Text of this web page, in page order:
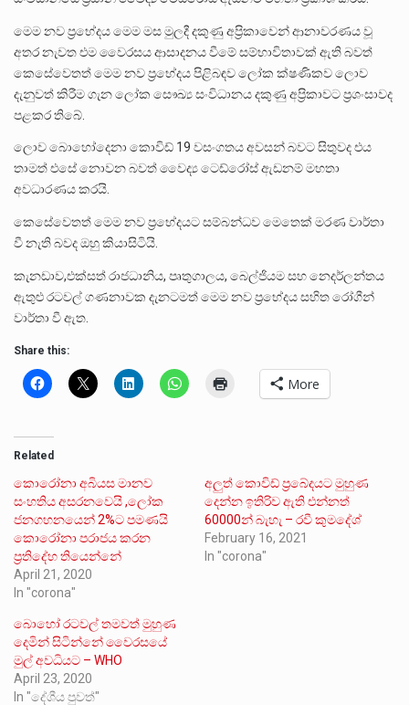
මෙම නව ප්‍රභේදය මෙම මස මුලදී දකුණු අප්‍රිකාවෙන් ආනාවරණය වූ
අතර නැවත එම වෛරසය ආසාදනය වීමේ සම්භාවිතාවක් ඇති බවත්
කෙසේවෙතත් මෙම නව ප්‍රභේදය පිළිබඳව ලෝක ක්ෂණිකව ලොව
දැනුවත් කිරීම ගැන ලෝක සෞඛ්‍ය සංවිධානය දකුණු අප්‍රිකාවට ප්‍රශංසාවද
පළකර තිබේ.
ලොව බොහෝදෙනා කොවිඩ් 19 වසංගතය අවසන් බවට සිතුවද එය
තාමත් එසේ නොවන බවත් වෛද්‍ය ටෙඩ්රෝස් ඇඩනම් මහතා
අවධාරණය කරයි.
කෙසේවෙතත් මෙම නව ප්‍රභේදයට සම්බන්ධව මෙතෙක් මරණ වාර්තා
වී නැති බවද ඔහු කියාසිටියි.
කැනඩාව,එක්සත් රාජධානිය, පෘතුගාලය, බෙල්ජියම සහ නෙදර්ලන්තය
ඇතුළු රටවල් ගණනාවක දැනටමත් මෙම නව ප්‍රභේදය සහිත රෝගීන්
වාර්තා වී ඇත.
Share this:
More
Related
කොරෝනා අබියස මානව
සංහතිය අසරනවෙයි ,ලෝක
ජනගහනයෙන් 2%ට පමණයි
කොරෝනා පරාජය කරන
ප්‍රතිදේහ තියෙන්නේ
April 21, 2020
In "corona"
අලුත් කොවිඩ් ප්‍රබේදයට මුහුණ
දෙන්න ඉතිරිව ඇති එන්නත්
60000න් බැහැ – රවී කුමදේශ්
February 16, 2021
In "corona"
බොහෝ රටවල් තමවත් මුහුණ
දෙමින් සිටින්නේ වෛරසයේ
මුල් අවධියට – WHO
April 23, 2020
In "දේශීය පුවත්"